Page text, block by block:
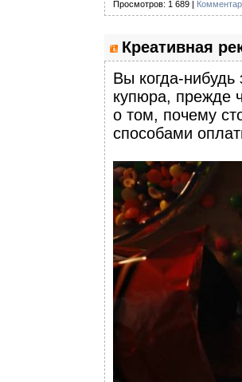
Просмотров: 1 689 |
Креативная
Вы когда-
купюра, прежде
о том, почему
способами